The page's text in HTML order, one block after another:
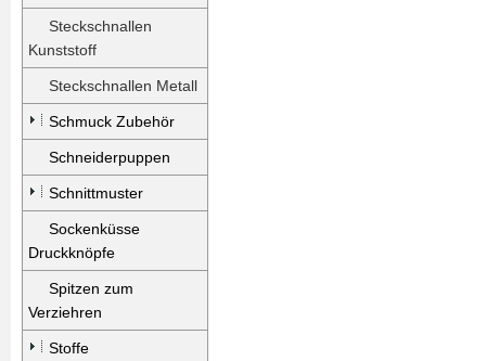
Steckschnallen
Kunststoff
Steckschnallen Metall
Schmuck Zubehör
Schneiderpuppen
Schnittmuster
Sockenküsse
Druckknöpfe
Spitzen zum
Verziehren
Stoffe